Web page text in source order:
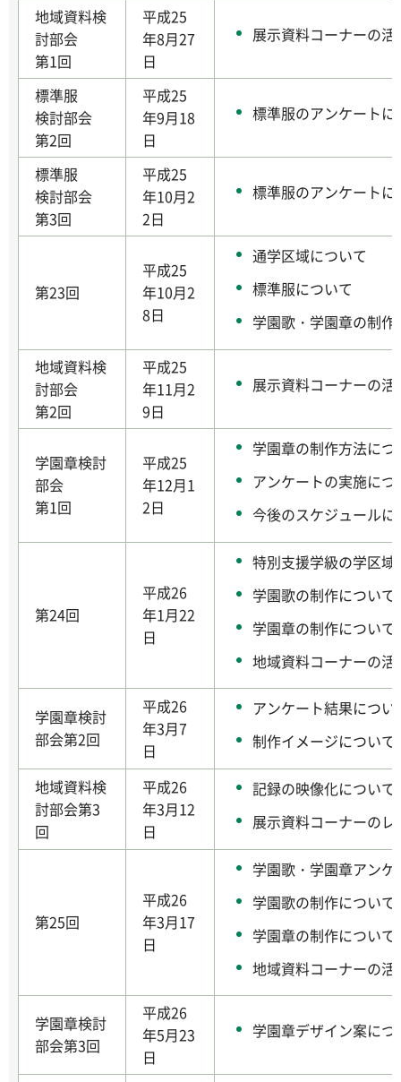
地域資料検
討部会
第1回
平成25
年8月27
日
展示資料コーナーの
標準服
検討部会
第2回
平成25
年9月18
日
標準服のアンケートに
標準服
検討部会
第3回
平成25
年10月2
2日
標準服のアンケートに
第23回
平成25
年10月2
8日
通学区域について
標準服について
学園歌・学園章の制作
地域資料検
討部会
第2回
平成25
年11月2
9日
展示資料コーナーの
学園章検討
部会
第1回
平成25
年12月1
2日
学園章の制作方法につ
アンケートの実施につ
今後のスケジュールに
第24回
平成26
年1月22
日
特別支援学級の学区域
学園歌の制作について
学園章の制作について
地域資料コーナーの活
学園章検討
部会第2回
平成26
年3月7
日
アンケート結果につい
制作イメージについて
地域資料検
討部会第3
回
平成26
年3月12
日
記録の映像化について
展示資料コーナーの
第25回
平成26
年3月17
日
学園歌・学園章アン
学園歌の制作について
学園章の制作について
地域資料コーナーの活
学園章検討
部会第3回
平成26
年5月23
日
学園章デザイン案につ